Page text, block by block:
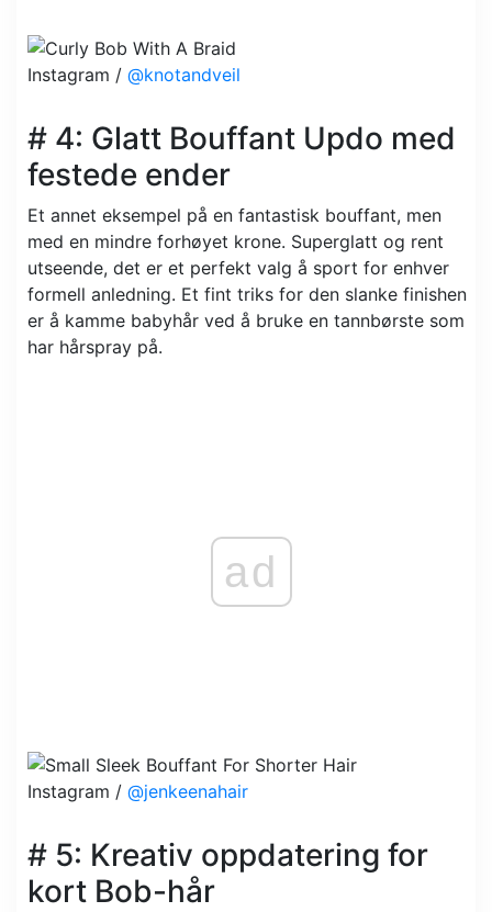
Instagram / @knotandveil
# 4: Glatt Bouffant Updo med
festede ender
Et annet eksempel på en fantastisk bouffant, men
med en mindre forhøyet krone. Superglatt og rent
utseende, det er et perfekt valg å sport for enhver
formell anledning. Et fint triks for den slanke finishen
er å kamme babyhår ved å bruke en tannbørste som
har hårspray på.
ad
Instagram / @jenkeenahair
# 5: Kreativ oppdatering for
kort Bob-hår